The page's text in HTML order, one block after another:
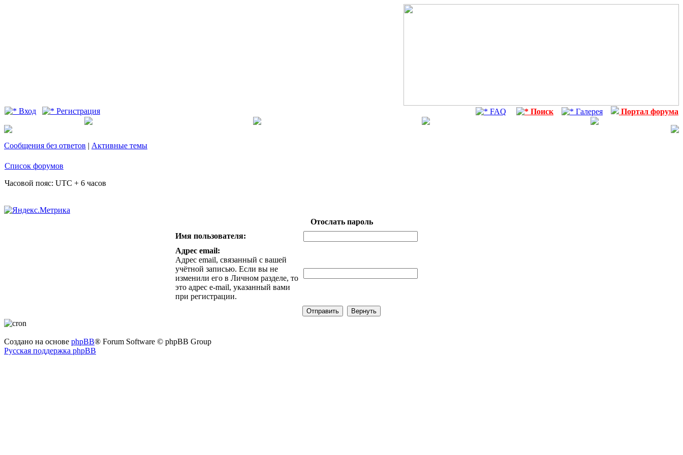
Вход Регистрация FAQ Поиск Галерея Портал форума
Сообщения без ответов | Активные темы
Список форумов
Часовой пояс: UTC + 6 часов
Отослать пароль
Имя пользователя:
Адрес email:
Адрес email, связанный с вашей
учётной записью. Если вы не
изменили его в Личном разделе, то
это адрес e-mail, указанный вами
при регистрации.
Создано на основе phpBB® Forum Software © phpBB Group
Русская поддержка phpBB